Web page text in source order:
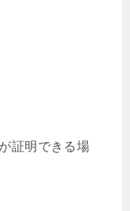
証明できる場